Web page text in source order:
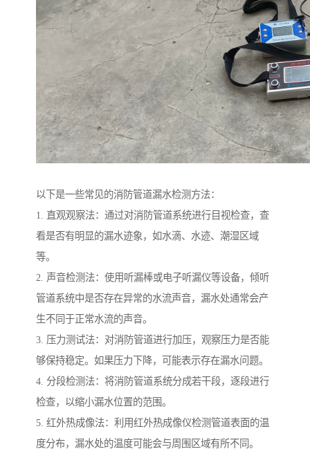
以下是一些常见的消防管道漏水检测方法：
1. 直观观察法：通过对消防管道系统进行目视检查，查
看是否有明显的漏水迹象，如水滴、水迹、潮湿区域
等。
2. 声音检测法：使用听漏棒或电子听漏仪等设备，倾听
管道系统中是否存在异常的水流声音，漏水处通常会产
生不同于正常水流的声音。
3. 压力测试法：对消防管道进行加压，观察压力是否能
够保持稳定。如果压力下降，可能表示存在漏水问题。
4. 分段检测法：将消防管道系统分成若干段，逐段进行
检查，以缩小漏水位置的范围。
5. 红外热成像法：利用红外热成像仪检测管道表面的温
度分布，漏水处的温度可能会与周围区域有所不同。